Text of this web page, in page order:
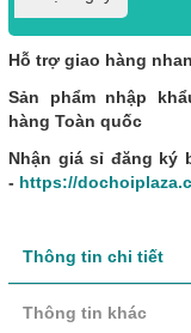
Hỗ trợ giao hàng
Sản phẩm nhập
hàng Toàn quốc
Nhận giá sỉ đăng ký
- https://
Thông tin chi tiết
Thông tin khác